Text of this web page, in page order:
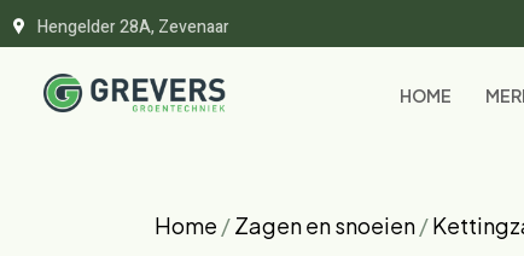
Hengelder 28A, Zevenaar
HOME
Home /Zagen en snoeien/